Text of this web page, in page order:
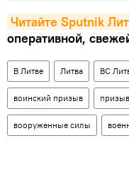
Читайте Sputnik
оперативной,
В Литве Литва ВС
воинский призыв
вооруженные силы